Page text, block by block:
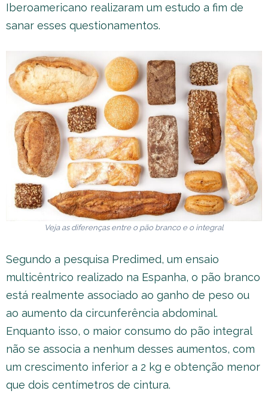
Iberoamericano realizaram um estudo a fim de
sanar esses questionamentos.
Veja as diferenças entre o pão branco e o integral
Segundo a pesquisa Predimed, um ensaio
multicêntrico realizado na Espanha, o pão branco
está realmente associado ao ganho de peso ou
ao aumento da circunferência abdominal.
Enquanto isso, o maior consumo do pão integral
não se associa a nenhum desses aumentos, com
um crescimento inferior a 2 kg e obtenção menor
que dois centímetros de cintura.